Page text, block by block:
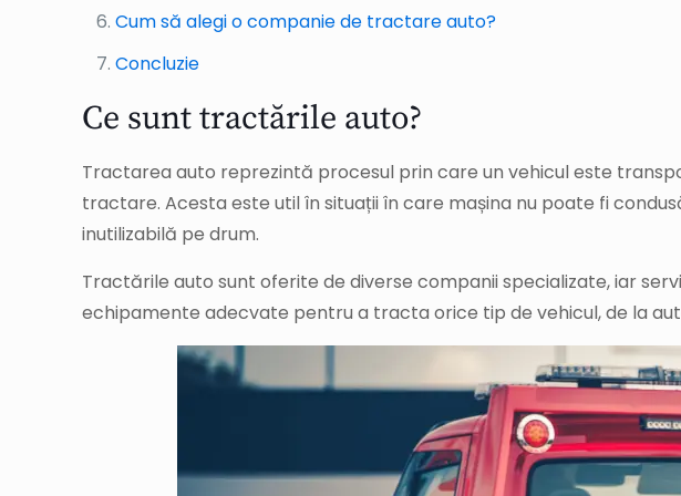
Cum să alegi o companie de tractare auto?
Concluzie
Ce sunt tractările auto?
Tractarea auto reprezintă procesul prin care un vehicul este
tractare. Acesta este util în situații în care mașina nu poate fi
inutilizabilă pe drum.
Tractările auto sunt oferite de diverse companii specializate, iar
echipamente adecvate pentru a tracta orice tip de vehicul, de la